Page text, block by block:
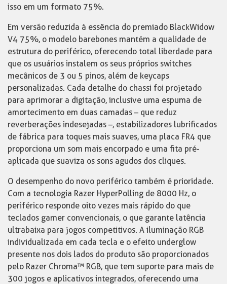
isso em um formato 75%.
Em versão reduzida à essência do premiado BlackWidow
V4 75%, o modelo barebones mantém a qualidade de
estrutura do periférico, oferecendo total liberdade para
que os usuários instalem os seus próprios switches
mecânicos de 3 ou 5 pinos, além de keycaps
personalizadas. Cada detalhe do chassi foi projetado
para aprimorar a digitação, inclusive uma espuma de
amortecimento em duas camadas – que reduz
reverberações indesejadas –, estabilizadores lubrificados
de fábrica para toques mais suaves, uma placa FR4 que
proporciona um som mais encorpado e uma fita pré-
aplicada que suaviza os sons agudos dos cliques.
O desempenho do novo periférico também é prioridade.
Com a tecnologia Razer HyperPolling de 8000 Hz, o
periférico responde oito vezes mais rápido do que
teclados gamer convencionais, o que garante latência
ultrabaixa para jogos competitivos. A iluminação RGB
individualizada em cada tecla e o efeito underglow
presente nos dois lados do produto são proporcionados
pelo Razer Chroma™ RGB, que tem suporte para mais de
300 jogos e aplicativos integrados, oferecendo uma